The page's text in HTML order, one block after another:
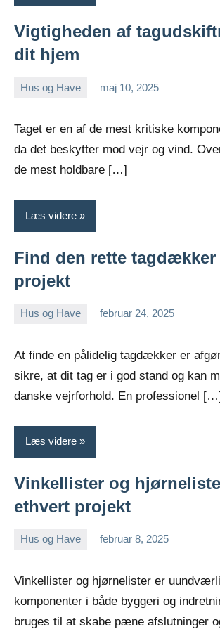
Vigtigheden af
dit hjem
Hus og Have maj 10, 2025
Taget er en af de mest kritiske
da det beskytter mod vejr og vind.
de mest holdbare […]
Læs videre
Find den rette
projekt
Hus og Have februar 24, 2025
At finde en pålidelig tagdækker er
sikre, at dit tag er i god stand og kan
danske vejrforhold. En professionel
Læs videre
Vinkellister og
ethvert projekt
Hus og Have februar 8, 2025
Vinkellister og hjørnelister er
komponenter i både byggeri og
bruges til at skabe pæne afslutninger